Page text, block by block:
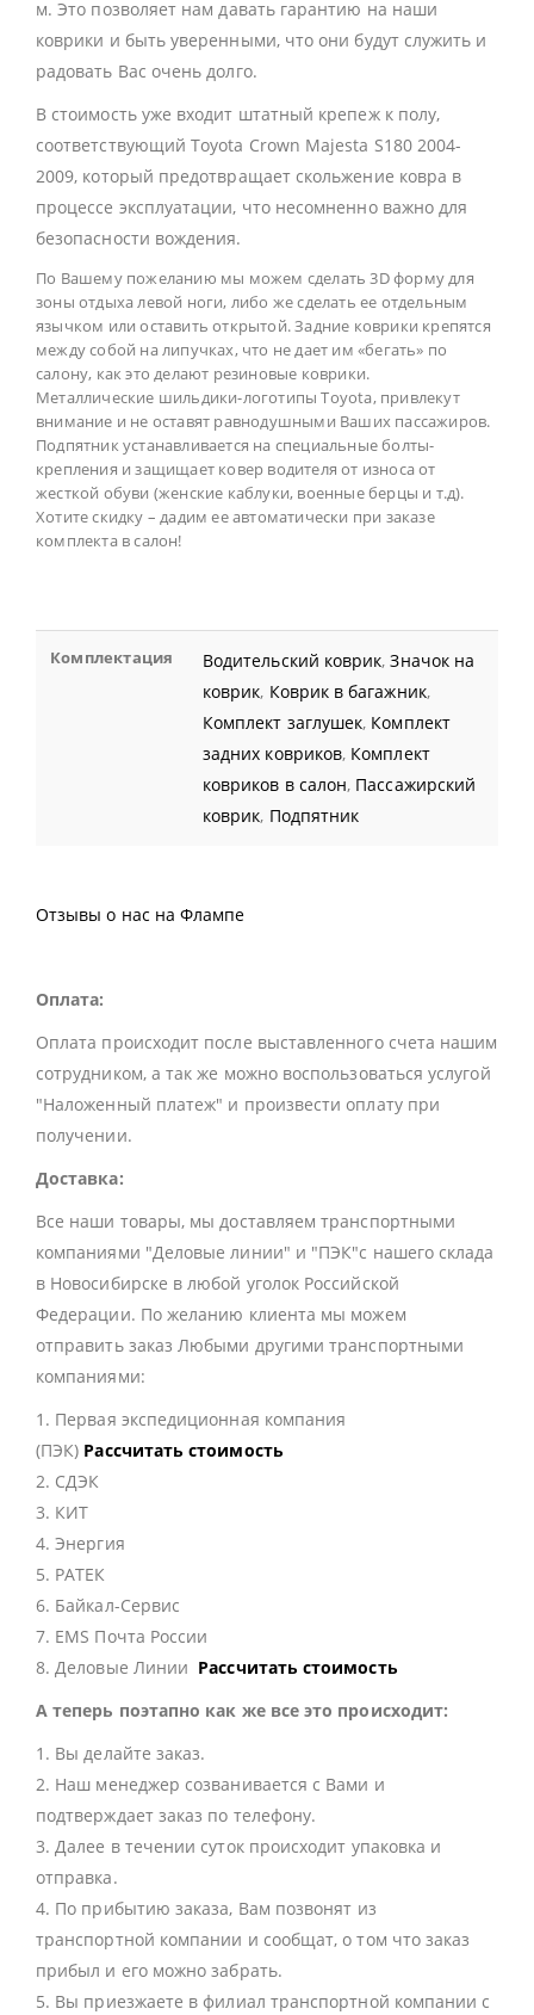
м. Это позволяет нам давать гарантию на наши
коврики и быть уверенными, что они будут служить и
радовать Вас очень долго.
В стоимость уже входит штатный крепеж к полу,
соответствующий Toyota Crown Majesta S180 2004-
2009, который предотвращает скольжение ковра в
процессе эксплуатации, что несомненно важно для
безопасности вождения.
По Вашему пожеланию мы можем сделать 3D форму для
зоны отдыха левой ноги, либо же сделать ее отдельным
язычком или оставить открытой. Задние коврики крепятся
между собой на липучках, что не дает им «бегать» по
салону, как это делают резиновые коврики.
Металлические шильдики-логотипы Toyota, привлекут
внимание и не оставят равнодушными Ваших пассажиров.
Подпятник устанавливается на специальные болты-
крепления и защищает ковер водителя от износа от
жесткой обуви (женские каблуки, военные берцы и т.д).
Хотите скидку – дадим ее автоматически при заказе
комплекта в салон!
Комплектация Водительский коврик,Значок на
коврик, Коврик в багажник,
Комплект заглушек, Комплект
задних ковриков, Комплект
ковриков в салон, Пассажирский
коврик, Подпятник
Отзывы о нас на Флампе
Оплата:
Оплата происходит после выставленного счета нашим
сотрудником, а так же можно воспользоваться услугой
"Наложенный платеж" и произвести оплату при
получении.
Доставка:
Все наши товары, мы доставляем транспортными
компаниями "Деловые линии" и "ПЭК"с нашего склада
в Новосибирске в любой уголок Российской
Федерации. По желанию клиента мы можем
отправить заказ Любыми другими транспортными
компаниями:
1. Первая экспедиционная компания
(ПЭК) Рассчитать стоимость
2. СДЭК
3. КИТ
4. Энергия
5. РАТЕК
6. Байкал-Сервис
7. EMS Почта России
8. Деловые Линии Рассчитать стоимость
А теперь поэтапно как же все это происходит:
1. Вы делайте заказ.
2. Наш менеджер созванивается с Вами и
подтверждает заказ по телефону.
3. Далее в течении суток происходит упаковка и
отправка.
4. По прибытию заказа, Вам позвонят из
транспортной компании и сообщат, о том что заказ
прибыл и его можно забрать.
5. Вы приезжаете в филиал транспортной компании с